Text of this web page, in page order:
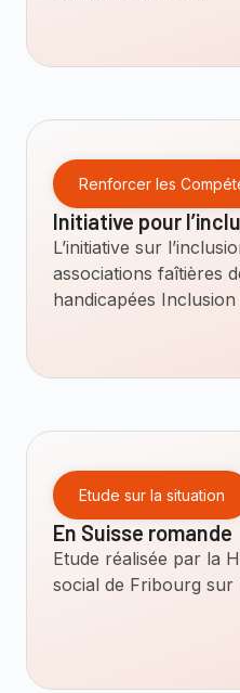
Renforcer les
Initiative pour
L’initiative sur
associations faîtières
handicapées
Etude sur la situation
En Suisse romande
Etude réalisée par la
social de Fribourg